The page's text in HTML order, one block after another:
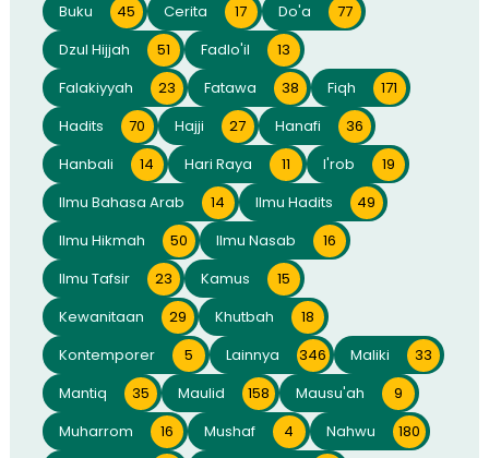
Buku
45 Cerita 17 Do'a
77
Dzul Hijjah
51 Fadlo'il
13
Falakiyyah
23 Fatawa 38 Fiqh
171
Hadits
70 Hajji 27 Hanafi
36
Hanbali
14 Hari Raya 11 I'rob
19
Ilmu Bahasa Arab
14 Ilmu Hadits
49
Ilmu Hikmah
50 Ilmu Nasab
16
Ilmu Tafsir
23 Kamus
15
Kewanitaan
29 Khutbah
18
Kontemporer
5 Lainnya 346 Maliki
33
Mantiq
35 Maulid 158 Mausu'ah
9
Muharrom
16 Mushaf 4 Nahwu
180